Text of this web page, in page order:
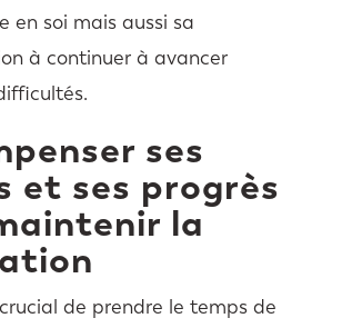
en soi mais aussi sa
à continuer à avancer
ses
et ses progrès
la
de prendre le temps de